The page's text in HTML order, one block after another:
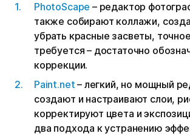
PhotoScape – редактор
также собирают коллажи,
убрать красные засветы,
требуется – достаточно
коррекции.
Paint.net – легкий, но мощный
создают и настраивают слои,
корректируют цвета и
два подхода к устранению